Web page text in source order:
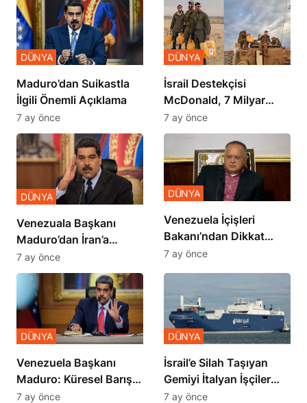
​​​​​​​Maduro’dan Suikastla
İlgili Önemli Açıklama
DÜNYA
7 ay önce
İsrail Destekçisi
McDonald, 7 Milyar
Dolar Zararda
DÜNYA
7 ay önce
Venezuala Başkanı
Maduro’dan İran’a
Destek
DÜNYA
7 ay önce
Venezuela İçişleri
Bakanı’ndan Dikkat
Çekici İran İddiası
DÜNYA
7 ay önce
Venezuela Başkanı
Maduro: Küresel Barış
Zirvesi Yapılmalı
DÜNYA
7 ay önce
İsrail’e Silah Taşıyan
Gemiyi İtalyan İşçiler
Engelledi
DÜNYA
7 ay önce